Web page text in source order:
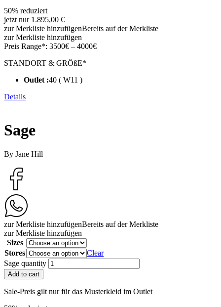
50% reduziert
jetzt nur 1.895,00 €
zur Merkliste hinzufügenBereits auf der Merkliste
zur Merkliste hinzufügen
Preis Range*: 3500€ – 4000€
STANDORT & GRÖßE*
Outlet :40 ( W11 )
Details
Sage
By Jane Hill
zur Merkliste hinzufügenBereits auf der Merkliste
zur Merkliste hinzufügen
Sizes
Stores
Clear
Sage quantity
Add to cart
Sale-Preis gilt nur für das Musterkleid im Outlet